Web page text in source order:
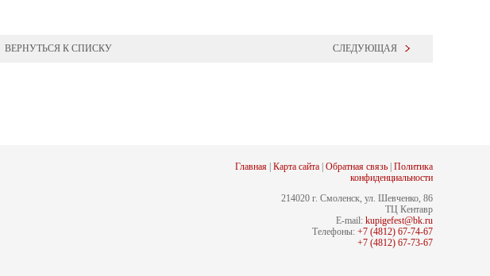
ВЕРНУТЬСЯ К СПИСКУ СЛЕДУЮЩАЯ
214020 г. Смоленск, ул. Шевченко, 86
ТЦ Кентавр
E-mail: kupigefest@bk.ru
Телефоны: +7 (4812) 67-74-67
+7 (4812) 67-73-67
Главная Карта сайта Обратная связь Политика
конфиденциальности